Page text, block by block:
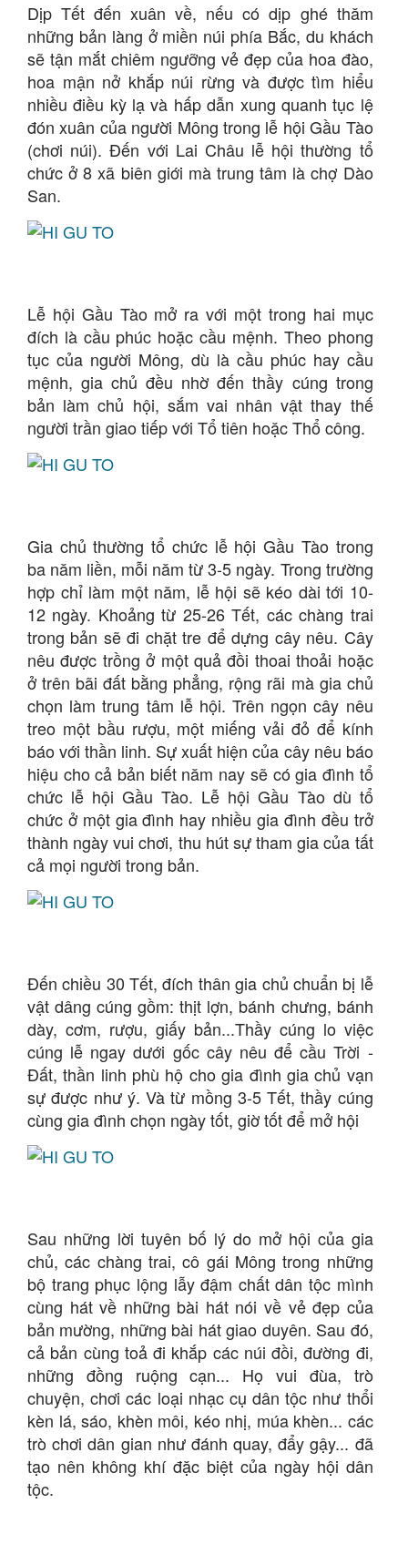
Dịp Tết đến xuân về, nếu có dịp ghé thăm
những bản làng ở miền núi phía Bắc, du khách
sẽ tận mắt chiêm ngưỡng vẻ đẹp của hoa đào,
hoa mận nở khắp núi rừng và được tìm hiểu
nhiều điều kỳ lạ và hấp dẫn xung quanh tục lệ
đón xuân của người Mông trong lễ hội Gầu Tào
(chơi núi). Đến với Lai Châu lễ hội thường tổ
chức ở 8 xã biên giới mà trung tâm là chợ Dào
San.
Lễ hội Gầu Tào mở ra với một trong hai mục
đích là cầu phúc hoặc cầu mệnh. Theo phong
tục của người Mông, dù là cầu phúc hay cầu
mệnh, gia chủ đều nhờ đến thầy cúng trong
bản làm chủ hội, sắm vai nhân vật thay thế
người trần giao tiếp với Tổ tiên hoặc Thổ công.
Gia chủ thường tổ chức lễ hội Gầu Tào trong
ba năm liền, mỗi năm từ 3-5 ngày. Trong trường
hợp chỉ làm một năm, lễ hội sẽ kéo dài tới 10-
12 ngày. Khoảng từ 25-26 Tết, các chàng trai
trong bản sẽ đi chặt tre để dựng cây nêu. Cây
nêu được trồng ở một quả đồi thoai thoải hoặc
ở trên bãi đất bằng phẳng, rộng rãi mà gia chủ
chọn làm trung tâm lễ hội. Trên ngọn cây nêu
treo một bầu rượu, một miếng vải đỏ để kính
báo với thần linh. Sự xuất hiện của cây nêu báo
hiệu cho cả bản biết năm nay sẽ có gia đình tổ
chức lễ hội Gầu Tào. Lễ hội Gầu Tào dù tổ
chức ở một gia đình hay nhiều gia đình đều trở
thành ngày vui chơi, thu hút sự tham gia của tất
cả mọi người trong bản.
Đến chiều 30 Tết, đích thân gia chủ chuẩn bị lễ
vật dâng cúng gồm: thịt lợn, bánh chưng, bánh
dày, cơm, rượu, giấy bản...Thầy cúng lo việc
cúng lễ ngay dưới gốc cây nêu để cầu Trời -
Đất, thần linh phù hộ cho gia đình gia chủ vạn
sự được như ý. Và từ mồng 3-5 Tết, thầy cúng
cùng gia đình chọn ngày tốt, giờ tốt để mở hội
Sau những lời tuyên bố lý do mở hội của gia
chủ, các chàng trai, cô gái Mông trong những
bộ trang phục lộng lẫy đậm chất dân tộc mình
cùng hát về những bài hát nói về vẻ đẹp của
bản mường, những bài hát giao duyên. Sau đó,
cả bản cùng toả đi khắp các núi đồi, đường đi,
những đồng ruộng cạn... Họ vui đùa, trò
chuyện, chơi các loại nhạc cụ dân tộc như thổi
kèn lá, sáo, khèn môi, kéo nhị, múa khèn... các
trò chơi dân gian như đánh quay, đẩy gậy... đã
tạo nên không khí đặc biệt của ngày hội dân
tộc.